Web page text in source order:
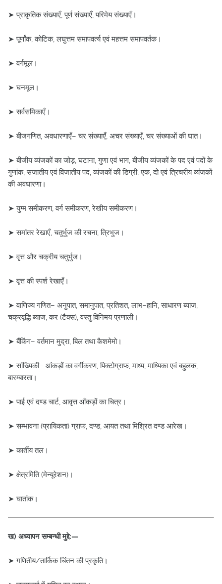
➤ प्राकृतिक संख्याएँ, पूर्ण संख्याएँ, परिमेय संख्याएँ।
➤ पूर्णांक, कोटिक, लघुत्तम समापवर्त्य एवं महत्तम समापवर्तक।
➤ वर्गमूल।
➤ घनमूल।
➤ सर्वसमिकाएँ।
➤ बीजगणित, अवधारणाएँ– चर संख्याएँ, अचर संख्याएँ, चर संख्याओं की घात।
➤ बीजीय व्यंजकों का जोड़, घटाना, गुणा एवं भाग, बीजीय व्यंजकों के पद एवं पदों के
गुणांक, सजातीय एवं विजातीय पद, व्यंजकों की डिग्री, एक, दो एवं त्रिचरीय व्यंजकों
की अवधारणा।
➤ युग्म समीकरण, वर्ग समीकरण, रेखीय समीकरण।
➤ समांतर रेखाएँ, चतुर्भुज की रचना, त्रिभुज।
➤ वृत्त और चक्रीय चतुर्भुज।
➤ वृत्त की स्पर्श रेखाएँ।
➤ वाणिज्य गणित– अनुपात, समानुपात, प्रतिशत, लाभ–हानि, साधारण ब्याज,
चक्रवृद्धि ब्याज, कर (टैक्स), वस्तु विनिमय प्रणाली।
➤ बैंकिंग– वर्तमान मुद्रा, बिल तथा कैशमेमो।
➤ सांख्यिकी– आंकड़ों का वर्गीकरण, पिक्टोग्राफ, माध्य, माध्यिका एवं बहुलक,
बारम्बारता।
➤ पाई एवं दण्ड चार्ट, आवृत्त आँकड़ों का चित्र।
➤ सम्भावना (प्रायिकता) ग्राफ, दण्ड, आयत तथा मिश्रित दण्ड आरेख।
➤ कार्तीय तल।
➤ क्षेत्रमिति (मेन्यूरेशन)।
➤ घातांक।
ख) अध्यापन सम्बन्धी मुद्दे:—
➤ गणितीय/तार्किक चिंतन की प्रकृति।